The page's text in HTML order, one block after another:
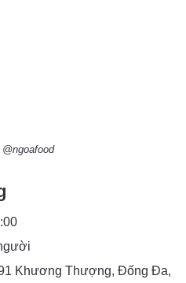
Khương Thượng, Đống Đa,